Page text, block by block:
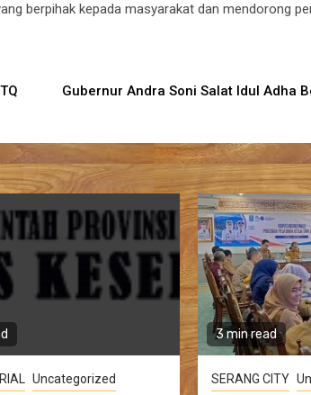
berpihak kepada masyarakat dan mendorong
Gubernur Andra Soni Salat Idul Adha
Uncategorized
3 min read
SERANG CITY